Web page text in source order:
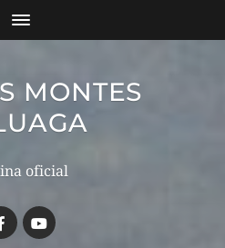
MONTES
oficial